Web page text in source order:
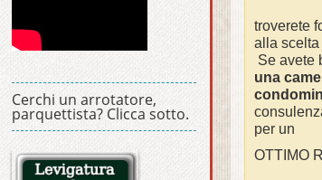
troverete
alla
Se avete
una
per un
OTTIMO
Cerchi un arrotatore,
parquettista? Clicca sotto.